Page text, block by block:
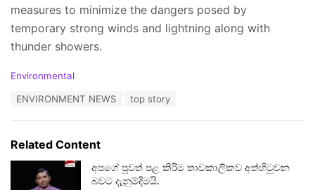
measures to minimize the dangers posed by
temporary strong winds and lightning along with
thunder showers.
C
o
r
i
Environmental
:
ENVIRONMENT NEWS top story
Related Content
අපගේ පුවත් පළ කිරීම තාවකාලිකව අත්හිටුවන
බවට දැනුම්දීමයි.